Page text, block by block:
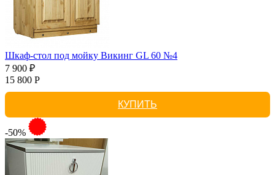
Шкаф-стол под мойку Викинг GL 60 №4
7 900 ₽
15 800 Р
КУПИТЬ
-50%